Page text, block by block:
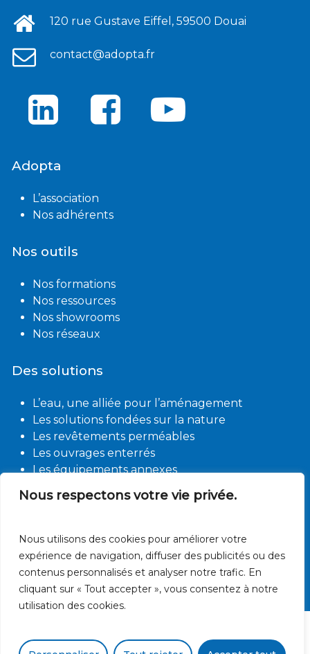
Nous respectons votre vie privée.
Nous utilisons des cookies pour améliorer votre
expérience de navigation, diffuser des publicités ou des
contenus personnalisés et analyser notre trafic. En
cliquant sur « Tout accepter », vous consentez à notre
utilisation des cookies.
120 rue Gustave Eiffel, 59500 Douai
contact@adopta.fr
Adopta
L’association
Nos adhérents
Nos outils
Nos formations
Nos ressources
Nos showrooms
Nos réseaux
Des solutions
L’eau, une alliée pour l’aménagement
Les solutions fondées sur la nature
Les revêtements perméables
Les ouvrages enterrés
Les équipements annexes
Des questions ?
Nos actualités
Nos offres d’emploi
aujourdhui.fr
– Tous droits réservés.